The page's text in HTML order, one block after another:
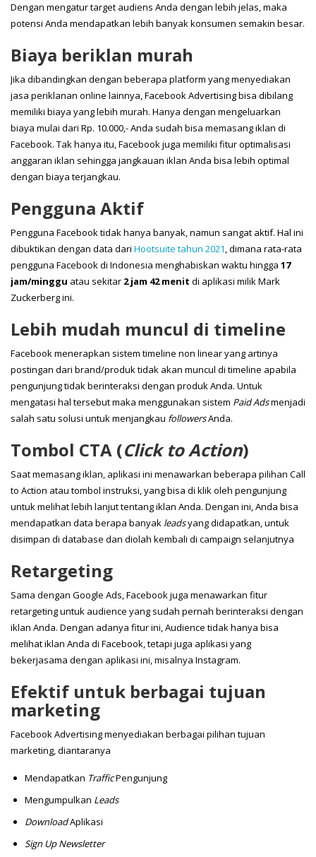
Dengan mengatur target audiens Anda dengan lebih jelas, maka
potensi Anda mendapatkan lebih banyak konsumen semakin besar.
Biaya beriklan murah
Jika dibandingkan dengan beberapa platform yang menyediakan
jasa periklanan online lainnya, Facebook Advertising bisa dibilang
memiliki biaya yang lebih murah. Hanya dengan mengeluarkan
biaya mulai dari Rp. 10.000,- Anda sudah bisa memasang iklan di
Facebook. Tak hanya itu, Facebook juga memiliki fitur optimalisasi
anggaran iklan sehingga jangkauan iklan Anda bisa lebih optimal
dengan biaya terjangkau.
Pengguna Aktif
Pengguna Facebook tidak hanya banyak, namun sangat aktif. Hal ini
dibuktikan dengan data dari Hootsuite tahun 2021, dimana rata-rata
pengguna Facebook di Indonesia menghabiskan waktu hingga 17
jam/minggu atau sekitar 2 jam 42 menit di aplikasi milik Mark
Zuckerberg ini.
Lebih mudah muncul di timeline
Facebook menerapkan sistem timeline non linear yang artinya
postingan dari brand/produk tidak akan muncul di timeline apabila
pengunjung tidak berinteraksi dengan produk Anda. Untuk
mengatasi hal tersebut maka menggunakan sistem Paid Adsmenjadi
salah satu solusi untuk menjangkau followersAnda.
Tombol CTA (Click to Action)
Saat memasang iklan, aplikasi ini menawarkan beberapa pilihan Call
to Action atau tombol instruksi, yang bisa di klik oleh pengunjung
untuk melihat lebih lanjut tentang iklan Anda. Dengan ini, Anda bisa
mendapatkan data berapa banyak leadsyang didapatkan, untuk
disimpan di database dan diolah kembali di campaign selanjutnya
Retargeting
Sama dengan Google Ads, Facebook juga menawarkan fitur
retargeting untuk audience yang sudah pernah berinteraksi dengan
iklan Anda. Dengan adanya fitur ini, Audience tidak hanya bisa
melihat iklan Anda di Facebook, tetapi juga aplikasi yang
bekerjasama dengan aplikasi ini, misalnya Instagram.
Efektif untuk berbagai tujuan
marketing
Facebook Advertising menyediakan berbagai pilihan tujuan
marketing, diantaranya
Mendapatkan TrafficPengunjung
Mengumpulkan Leads
DownloadAplikasi
Sign Up Newsletter